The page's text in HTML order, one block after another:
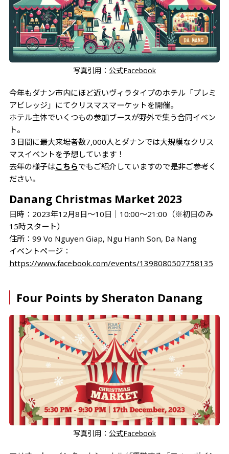
写真引用： 公式Facebook
今年もダナン市内にほど近いヴィラタイプのホテル「プレミ
アビレッジ」にてクリスマスマーケットを開催。
ホテル主体でいくつもの参加ブースが野外で集う合同イベン
ト。
３日間に最大来場者数7,000人とダナンでは大規模なクリス
マスイベントを予想しています！
去年の様子はこちらでもご紹介していますので是非ご参考く
ださい。
Danang Christmas Market 2023
日時：2023年12月8日～10日│10:00～21:00（※初日のみ
15時スタート）
住所：99 Vo Nguyen Giap, Ngu Hanh Son, Da Nang
イベントページ：
https://www.facebook.com/events/1398080507758135
Four Points by Sheraton Danang
写真引用： 公式Facebook